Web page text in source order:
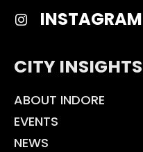
INSTAGRAM
CITY INSIGHTS
ABOUT INDORE
EVENTS
NEWS